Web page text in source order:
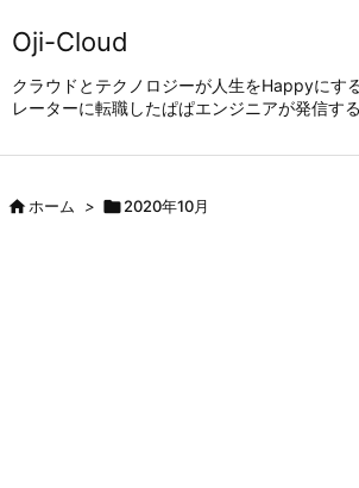
Oji-Cloud
クラウドとテクノロジーが人生をHappyにす
レーターに転職したぱぱエンジニアが発信す
ホーム > 2020年10月